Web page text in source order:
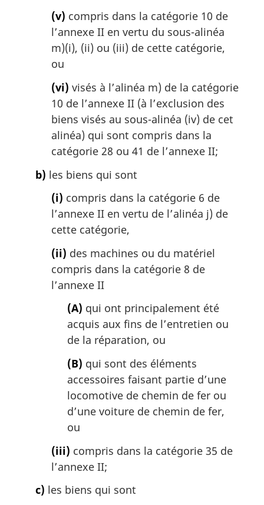
(v) compris dans la catégorie 10 de
l’annexe II en vertu du sous-alinéa
m)(i), (ii) ou (iii) de cette catégorie,
ou
(vi) visés à l’alinéa m) de la catégorie
10 de l’annexe II (à l’exclusion des
biens visés au sous-alinéa (iv) de cet
alinéa) qui sont compris dans la
catégorie 28 ou 41 de l’annexe II;
b) les biens qui sont
(i) compris dans la catégorie 6 de
l’annexe II en vertu de l’alinéa j) de
cette catégorie,
(ii) des machines ou du matériel
compris dans la catégorie 8 de
l’annexe II
(A) qui ont principalement été
acquis aux fins de l’entretien ou
de la réparation, ou
(B) qui sont des éléments
accessoires faisant partie d’une
locomotive de chemin de fer ou
d’une voiture de chemin de fer,
ou
(iii) compris dans la catégorie 35 de
l’annexe II;
c) les biens qui sont